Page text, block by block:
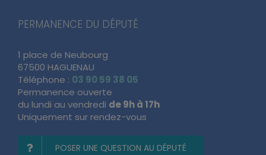
1 place de Neubourg
67500 HAGUENAU
Téléphone :03 90 59 38 05
Permanence ouverte
du lundi au vendredide 9h à 17h